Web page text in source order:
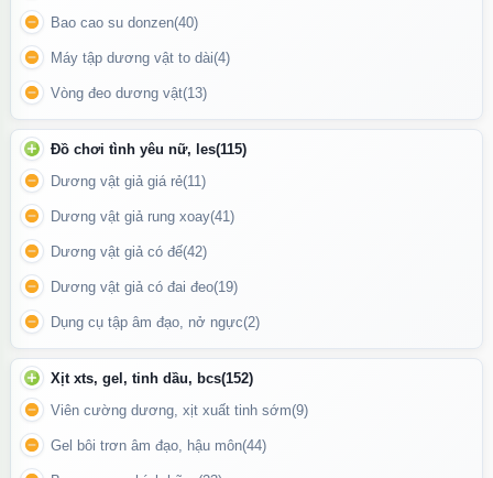
Bao đôn đầu tăng kích thước dương vật thêm 3cm
Bao đôn đầu thiết kế y như đầu dương vật của nam giới với độ
mềm mại và màu da tạo cảm giác chân thật cho phái nữ. Các
gân nổi giúp tăng sự ma sát vào thành âm đạo kích thích sung
sướng cho nàng nhanh chóng lên đỉnh.
Bao cao su donzen(40)
Máy tập dương vật to dài(4)
Vòng đeo dương vật(13)
Đồ chơi tình yêu nữ, les(115)
Dương vật giả giá rẻ(11)
Dương vật giả rung xoay(41)
Dương vật giả có đế(42)
Dương vật giả có đai đeo(19)
Dụng cụ tập âm đạo, nở ngực(2)
Xịt xts, gel, tinh dầu, bcs(152)
Viên cường dương, xịt xuất tinh sớm(9)
Gel bôi trơn âm đạo, hậu môn(44)